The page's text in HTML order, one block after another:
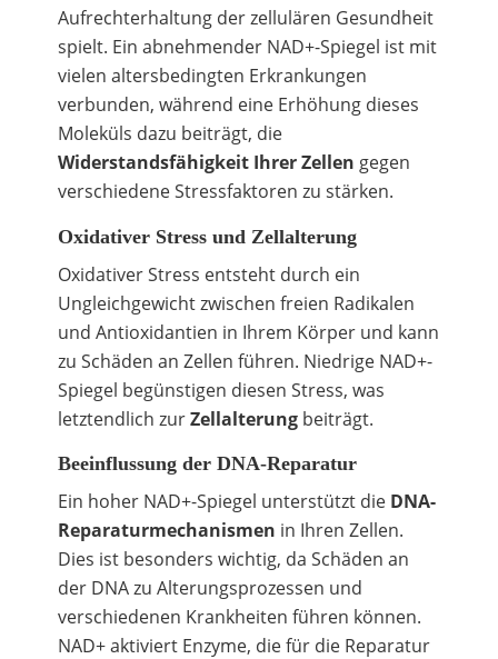
Aufrechterhaltung der zellulären Gesundheit
spielt. Ein abnehmender NAD+-Spiegel ist mit
vielen altersbedingten Erkrankungen
verbunden, während eine Erhöhung dieses
Moleküls dazu beiträgt, die
Widerstandsfähigkeit Ihrer Zellen gegen
verschiedene Stressfaktoren zu stärken.
Oxidativer Stress und Zellalterung
Oxidativer Stress entsteht durch ein
Ungleichgewicht zwischen freien Radikalen
und Antioxidantien in Ihrem Körper und kann
zu Schäden an Zellen führen. Niedrige NAD+-
Spiegel begünstigen diesen Stress, was
letztendlich zurZellalterungbeiträgt.
Beeinflussung der DNA-Reparatur
Ein hoher NAD+-Spiegel unterstützt die DNA-
Reparaturmechanismen in Ihren Zellen.
Dies ist besonders wichtig, da Schäden an
der DNA zu Alterungsprozessen und
verschiedenen Krankheiten führen können.
NAD+ aktiviert Enzyme, die für die Reparatur